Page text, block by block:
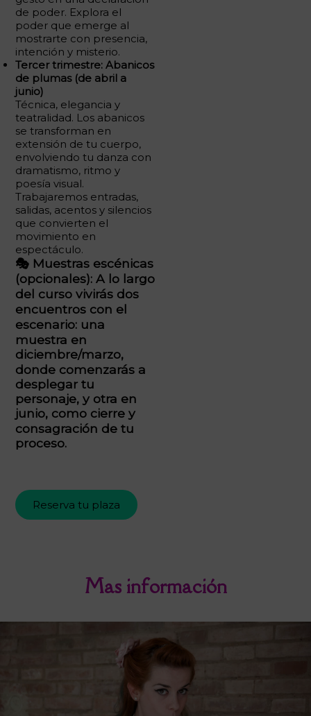
de poder. Explora el
poder que emerge al
mostrarte con presencia,
intención y misterio.
Tercer trimestre: Abanicos
de plumas (de abril a
junio)
Técnica, elegancia y
teatralidad. Los abanicos
se transforman en
extensión de tu cuerpo,
envolviendo tu danza con
dramatismo, ritmo y
poesía visual.
Trabajaremos entradas,
salidas, acentos y silencios
que convierten el
movimiento en
espectáculo.
🎭 Muestras escénicas
(opcionales): A lo largo
del curso vivirás dos
encuentros con el
escenario: una
muestra en
diciembre/marzo,
donde comenzarás a
desplegar tu
personaje, y otra en
junio, como cierre y
consagración de tu
proceso.
Reserva tu plaza
Mas información